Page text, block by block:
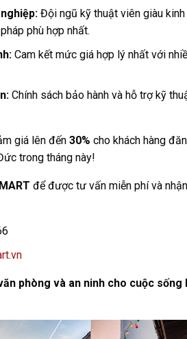
Đội ngũ kỹ thuật viên giàu kinh
phù hợp nhất.
Cam kết mức giá hợp lý nhất với
Chính sách bảo hành và hỗ trợ kỹ
giá lên đến30% cho khách hàng
trong tháng này!
để được tư vấn miễn phí và
phòng và an ninh cho cuộc sống